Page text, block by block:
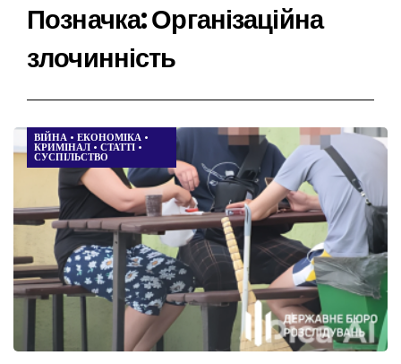
Позначка:Організаційна
злочинність
ВІЙНА • ЕКОНОМІКА •
КРИМІНАЛ • СТАТТІ •
СУСПІЛЬСТВО